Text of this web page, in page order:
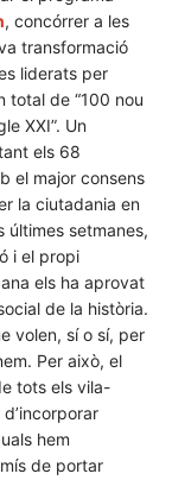
, concórrer a les
transformació
liderats per
total de “100 nou
XXI”. Un
els 68
el major consens
la ciutadania en
últimes setmanes,
i el propi
els ha aprovat
de la història.
volen, sí o sí, per
Per això, el
tots els vila-
hem
de portar